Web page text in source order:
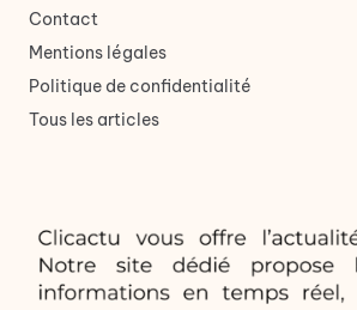
Contact
Mentions légales
Politique de confidentialité
Tous les articles